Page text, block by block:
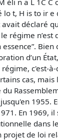
lo t, H is to ir e
déclaré
régime n’est
Bien
d’un
c'est-
cas,
1955.
En 1969, il
dans
projet de loi